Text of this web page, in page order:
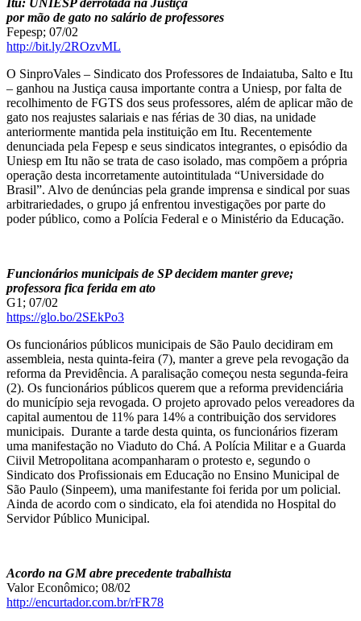
por mão de gato no salário de professores
Fepesp; 07/02
http://bit.ly/2ROzvML
O SinproVales – Sindicato dos Professores de Indaiatuba, Salto e Itu
– ganhou na Justiça causa importante contra a Uniesp, por falta de
recolhimento de FGTS dos seus professores, além de aplicar mão de
gato nos reajustes salariais e nas férias de 30 dias, na unidade
anteriormente mantida pela instituição em Itu. Recentemente
denunciada pela Fepesp e seus sindicatos integrantes, o episódio da
Uniesp em Itu não se trata de caso isolado, mas compõem a própria
operação desta incorretamente autointitulada “Universidade do
Brasil”. Alvo de denúncias pela grande imprensa e sindical por suas
arbitrariedades, o grupo já enfrentou investigações por parte do
poder público, como a Polícia Federal e o Ministério da Educação.
Funcionários municipais de SP decidem manter greve;
professora fica ferida em ato
G1; 07/02
https://glo.bo/2SEkPo3
Os funcionários públicos municipais de São Paulo decidiram em
assembleia, nesta quinta-feira (7), manter a greve pela revogação da
reforma da Previdência. A paralisação começou nesta segunda-feira
(2). Os funcionários públicos querem que a reforma previdenciária
do município seja revogada. O projeto aprovado pelos vereadores da
capital aumentou de 11% para 14% a contribuição dos servidores
municipais. Durante a tarde desta quinta, os funcionários fizeram
uma manifestação no Viaduto do Chá. A Polícia Militar e a Guarda
Ciivil Metropolitana acompanharam o protesto e, segundo o
Sindicato dos Profissionais em Educação no Ensino Municipal de
São Paulo (Sinpeem), uma manifestante foi ferida por um policial.
Ainda de acordo com o sindicato, ela foi atendida no Hospital do
Servidor Público Municipal.
Acordo na GM abre precedente trabalhista
Valor Econômico; 08/02
http://encurtador.com.br/rFR78